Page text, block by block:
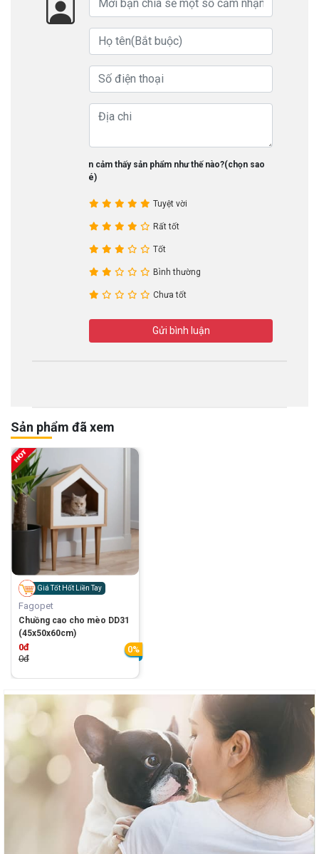
Bạn cảm thấy sản phẩm như thế nào?(chọn sao
nhé)
Tuyệt vời
Rất tốt
Tốt
Bình thường
Chưa tốt
Gửi bình luận
Sản phẩm đã xem
Giá Tốt Hốt Liền Tay
Fagopet
Chuồng cao cho mèo DD31
(45x50x60cm)
0đ
0đ
0%